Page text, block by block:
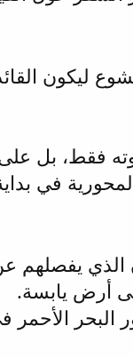
ليكون
فقط، بل
في
يفصلهم
أرض يابسة.
البحر